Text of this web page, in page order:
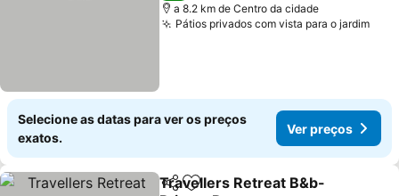
a 8.2 km de Centro da cidade
Pátios privados com vista para o jardimVer
Selecione as datas para ver os preços
exatos.
Ver preços
PartilharAdicionar aos favoritos
Travellers Retreat B&b-